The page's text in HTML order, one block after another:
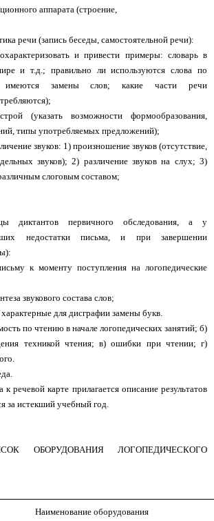
аппарата (строение,
речи (запись беседы, самостоятельной речи):
и привести примеры: словарь в
и т.д.; правильно ли используются слова по
имеются замены слов; какие части речи
(указать возможности формообразования,
типы употребляемых предложений);
звуков: 1) произношение звуков (отсутствие,
звуков); 2) различение звуков на слух; 3)
слоговым составом;
диктантов первичного обследования, а у
недостатки письма, и при завершении
к моменту поступления на логопедические
звукового состава слов;
для дисграфии замены букв.
по чтению в начале логопедических занятий; б)
техникой чтения; в) ошибки при чтении; г)
речевой карте прилагается описание результатов
за истекший учебный год.
ОБОРУДОВАНИЯ ЛОГОПЕДИЧЕСКОГО
Наименование оборудования